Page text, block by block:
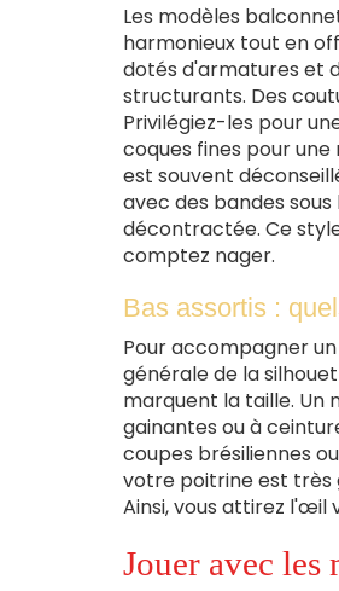
Les modèles
harmonieux tout en
dotés d'armatures et
structurants. Des
Privilégiez-les pour
coques fines pour
est souvent
avec des bandes
décontractée. Ce
comptez nager.
Bas assortis :
Pour accompagner
générale de la
marquent la taille. Un
gainantes ou à
coupes brésiliennes
votre poitrine est très
Ainsi, vous attirez l'œil
Jouer avec les